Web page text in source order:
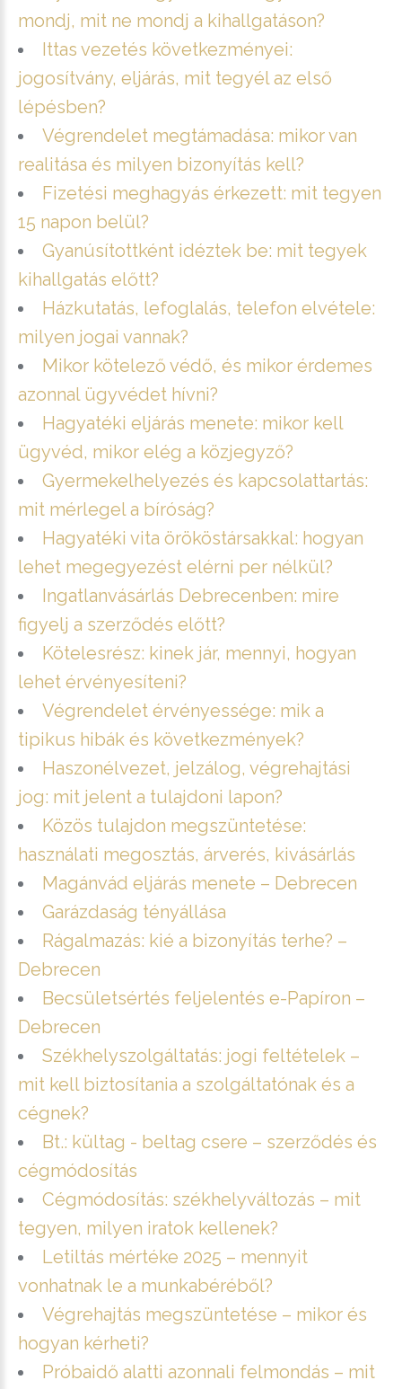
mondj, mit ne mondj a kihallgatáson?
Ittas vezetés következményei:
jogosítvány, eljárás, mit tegyél az első
lépésben?
Végrendelet megtámadása: mikor van
realitása és milyen bizonyítás kell?
Fizetési meghagyás érkezett: mit tegyen
15 napon belül?
Gyanúsítottként idéztek be: mit tegyek
kihallgatás előtt?
Házkutatás, lefoglalás, telefon elvétele:
milyen jogai vannak?
Mikor kötelező védő, és mikor érdemes
azonnal ügyvédet hívni?
Hagyatéki eljárás menete: mikor kell
ügyvéd, mikor elég a közjegyző?
Gyermekelhelyezés és kapcsolattartás:
mit mérlegel a bíróság?
Hagyatéki vita örököstársakkal: hogyan
lehet megegyezést elérni per nélkül?
Ingatlanvásárlás Debrecenben: mire
figyelj a szerződés előtt?
Kötelesrész: kinek jár, mennyi, hogyan
lehet érvényesíteni?
Végrendelet érvényessége: mik a
tipikus hibák és következmények?
Haszonélvezet, jelzálog, végrehajtási
jog: mit jelent a tulajdoni lapon?
Közös tulajdon megszüntetése:
használati megosztás, árverés, kivásárlás
Magánvád eljárás menete – Debrecen
Garázdaság tényállása
Rágalmazás: kié a bizonyítás terhe? –
Debrecen
Becsületsértés feljelentés e-Papíron –
Debrecen
Székhelyszolgáltatás: jogi feltételek –
mit kell biztosítania a szolgáltatónak és a
cégnek?
Bt.: kültag - beltag csere – szerződés és
cégmódosítás
Cégmódosítás: székhelyváltozás – mit
tegyen, milyen iratok kellenek?
Letiltás mértéke 2025 – mennyit
vonhatnak le a munkabéréből?
Végrehajtás megszüntetése – mikor és
hogyan kérheti?
Próbaidő alatti azonnali felmondás – mit